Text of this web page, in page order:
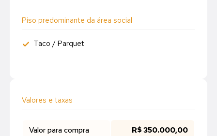
Piso predominante da área social
Taco / Parquet
Valores e taxas
Valor para compra R$ 350.000,00